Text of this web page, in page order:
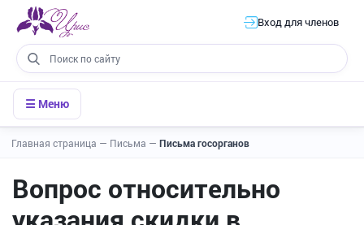
Вход для членов
☰ Меню
Главная страница — Письма — Письма госорганов
Вопрос относительно